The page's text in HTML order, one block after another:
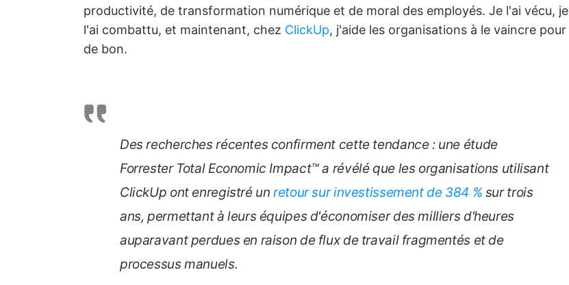
productivité, de transformation numérique et de moral des employés. Je l'ai vécu, je
l'ai combattu, et maintenant, chez ClickUp, j'aide les organisations à le vaincre pour
de bon.
Des recherches récentes confirment cette tendance : une étude
Forrester Total Economic Impact™ a révélé que les organisations utilisant
ClickUp ont enregistré unretour sur investissement de 384 %sur trois
ans, permettant à leurs équipes d'économiser des milliers d'heures
auparavant perdues en raison de flux de travail fragmentés et de
processus manuels.